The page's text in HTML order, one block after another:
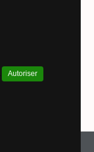
Autoriser